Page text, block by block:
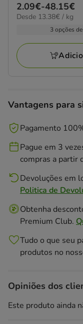
estrelas
com
avaliações
Preço
de
48.15€
2.09€-48.15€
13.38€
Desde 13.38€ / kg
3 opções
Vantagens para
Pagamento
Pague em 3
compras a partir
Devoluções em
Politica de
Obtenha
Premium Club.
Tudo o que seu
produtos no
Opiniões dos
Este produto ainda